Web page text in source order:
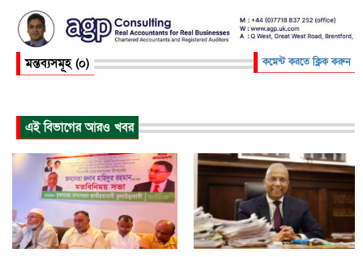
মন্তব্যসমূহ (০) কমেন্ট করতে ক্লিক করুন
এই বিভাগের আরও খবর